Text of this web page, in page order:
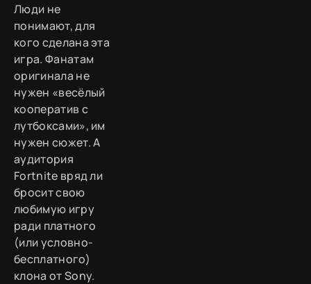
Люди не
понимают, для
кого сделана эта
игра. Фанатам
оригинала не
нужен «весёлый
кооператив с
лутбоксами», им
нужен сюжет. А
аудитория
Fortnite вряд ли
бросит свою
любимую игру
ради платного
(или условно-
бесплатного)
клона от Sony.